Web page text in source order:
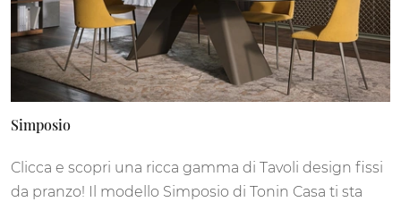
Simposio
Clicca e scopri una ricca gamma di Tavoli design fissi
da pranzo! Il modello Simposio di Tonin Casa ti sta